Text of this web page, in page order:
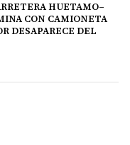
HUETAMO–
CON CAMIONETA
DESAPARECE DEL